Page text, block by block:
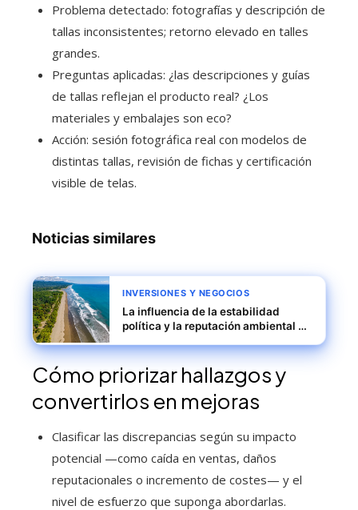
Problema detectado: fotografías y descripción de
tallas inconsistentes; retorno elevado en talles
grandes.
Preguntas aplicadas: ¿las descripciones y guías
de tallas reflejan el producto real? ¿Los
materiales y embalajes son eco?
Acción: sesión fotográfica real con modelos de
distintas tallas, revisión de fichas y certificación
visible de telas.
Noticias similares
INVERSIONES Y NEGOCIOS
La influencia de la estabilidad
política y la reputación ambiental en
Cómo priorizar hallazgos y
convertirlos en mejoras
Clasificar las discrepancias según su impacto
potencial —como caída en ventas, daños
reputacionales o incremento de costes— y el
nivel de esfuerzo que suponga abordarlas.